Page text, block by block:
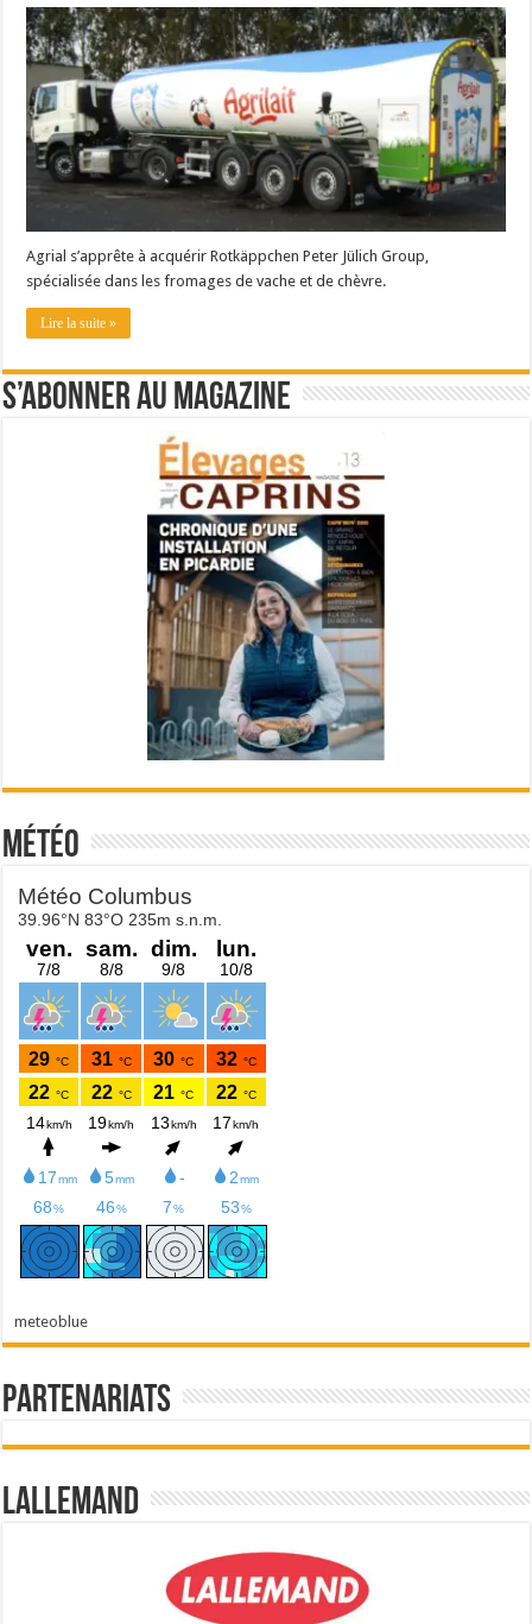
Agrial s’apprête à acquérir Rotkäppchen Peter Jülich Group,
spécialisée dans les fromages de vache et de chèvre.
Lire la suite »
S’abonner au magazine
Météo
meteoblue
Partenariats
Lallemand